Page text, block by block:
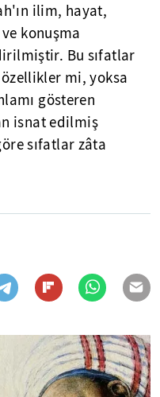
ilim, hayat,
konuşma
Bu sıfatlar
mi, yoksa
gösteren
isnat edilmiş
sıfatlar zâta